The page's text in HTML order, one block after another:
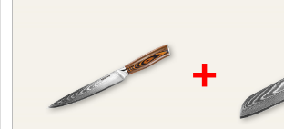
41
Steakové nože +